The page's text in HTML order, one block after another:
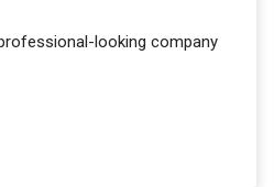
looking company